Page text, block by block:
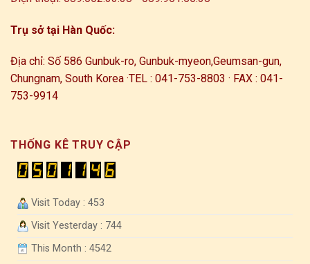
Trụ sở tại Hàn Quốc:
Địa chỉ: Số 586 Gunbuk-ro, Gunbuk-myeon,Geumsan-gun,
Chungnam, South Korea ·TEL : 041-753-8803 · FAX : 041-
753-9914
THỐNG KÊ TRUY CẬP
Visit Today : 453
Visit Yesterday : 744
This Month : 4542